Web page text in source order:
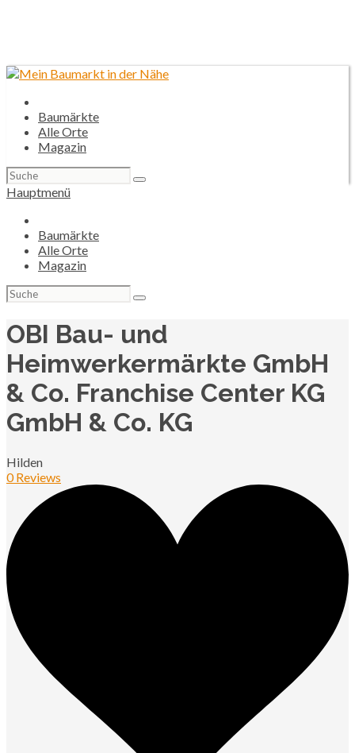
Baumärkte
Alle Orte
Magazin
Suchen
nach:
Hauptmenü
Baumärkte
Alle Orte
Magazin
Suchen
nach:
OBI Bau- und
Heimwerkermärkte GmbH
& Co. Franchise Center KG
GmbH & Co. KG
Hilden
0 Reviews